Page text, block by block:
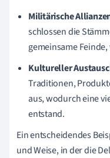
Militärische
schlossen die
gemeinsame
Kultureller
Traditionen,
aus, wodurch eine
entstand.
Ein entscheidendes
und Weise, in der die